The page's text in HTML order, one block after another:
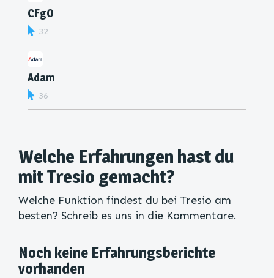
CFgO
32
Adam
36
Welche Erfahrungen hast du
mit Tresio gemacht?
Welche Funktion findest du bei Tresio am
besten? Schreib es uns in die Kommentare.
Noch keine Erfahrungsberichte
vorhanden